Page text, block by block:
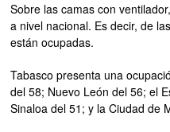
Sobre las camas con
a nivel nacional. Es decir, de
están ocupadas.
Tabasco presenta una
del 58; Nuevo León del 56; el
Sinaloa del 51; y la Ciudad de